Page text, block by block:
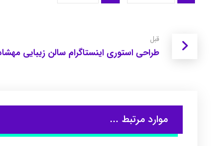
قبل
طراحی استوری اینستاگرام سالن زیبایی
موارد مرتبط ...